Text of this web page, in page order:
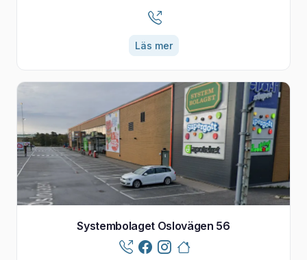
Läs mer
Systembolaget Oslovägen 56